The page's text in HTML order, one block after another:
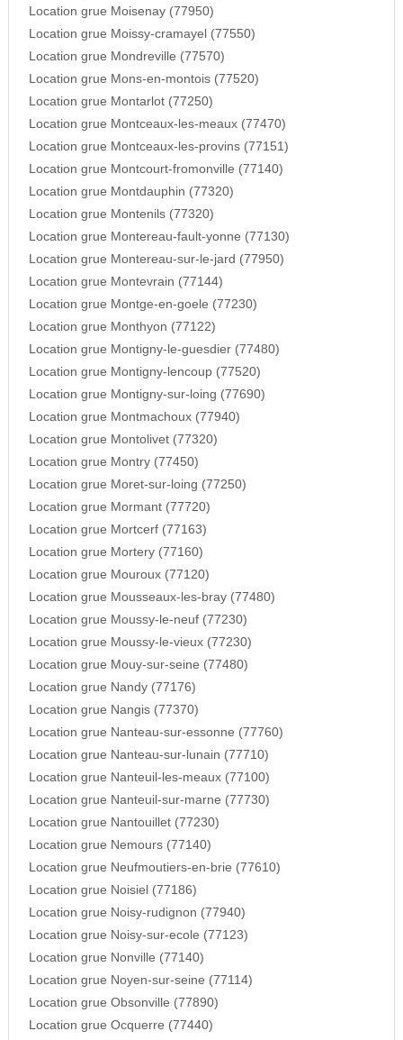
Location grue Moisenay (77950)
Location grue Moissy-cramayel (77550)
Location grue Mondreville (77570)
Location grue Mons-en-montois (77520)
Location grue Montarlot (77250)
Location grue Montceaux-les-meaux (77470)
Location grue Montceaux-les-provins (77151)
Location grue Montcourt-fromonville (77140)
Location grue Montdauphin (77320)
Location grue Montenils (77320)
Location grue Montereau-fault-yonne (77130)
Location grue Montereau-sur-le-jard (77950)
Location grue Montevrain (77144)
Location grue Montge-en-goele (77230)
Location grue Monthyon (77122)
Location grue Montigny-le-guesdier (77480)
Location grue Montigny-lencoup (77520)
Location grue Montigny-sur-loing (77690)
Location grue Montmachoux (77940)
Location grue Montolivet (77320)
Location grue Montry (77450)
Location grue Moret-sur-loing (77250)
Location grue Mormant (77720)
Location grue Mortcerf (77163)
Location grue Mortery (77160)
Location grue Mouroux (77120)
Location grue Mousseaux-les-bray (77480)
Location grue Moussy-le-neuf (77230)
Location grue Moussy-le-vieux (77230)
Location grue Mouy-sur-seine (77480)
Location grue Nandy (77176)
Location grue Nangis (77370)
Location grue Nanteau-sur-essonne (77760)
Location grue Nanteau-sur-lunain (77710)
Location grue Nanteuil-les-meaux (77100)
Location grue Nanteuil-sur-marne (77730)
Location grue Nantouillet (77230)
Location grue Nemours (77140)
Location grue Neufmoutiers-en-brie (77610)
Location grue Noisiel (77186)
Location grue Noisy-rudignon (77940)
Location grue Noisy-sur-ecole (77123)
Location grue Nonville (77140)
Location grue Noyen-sur-seine (77114)
Location grue Obsonville (77890)
Location grue Ocquerre (77440)